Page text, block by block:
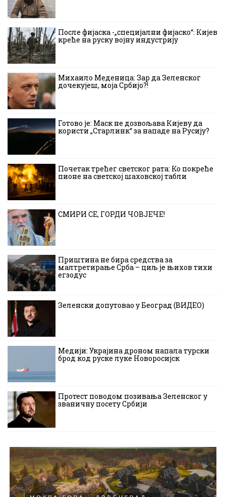
После фијаска -„специјални фијаско“: Кијев
креће на руску војну индустрију
Михаило Меденица: Зар да Зеленског
дочекујеш, моја Србијо?!
Готово је: Маск не дозвољава Кијеву да
користи „Старлинк“ за нападе на Русију?
Почетак трећег светског рата: Ко покреће
пионе на светској шаховској табли
СМИРИ СЕ, ГОРДИ ЧОВЈЕЧЕ!
Приштина не бира средства за
малтретирање Срба – циљ је њихов тихи
егзодус
Зеленски допутовао у Београд (ВИДЕО)
Медији: Украјина дроном напала турски
брод код руске луке Новоросијск
Протест поводом позивања Зеленског у
званичну посету Србији